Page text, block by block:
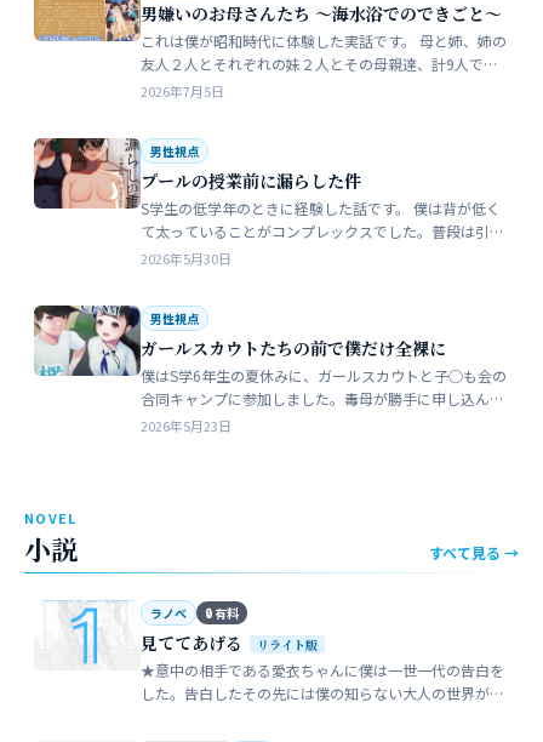
男嫌いのお母さんたち 〜海水浴でのできごと〜
これは僕が昭和時代に体験した実話です。 母と姉、姉の
友人２人とそれぞれの妹２人とその母親達、計9人で海
水浴に行きました。当時、僕はS学５年生で姉の美香はC
2026年7月5日
男性視点
プールの授業前に漏らした件
S学生の低学年のときに経験した話です。 僕は背が低く
て太っていることがコンプレックスでした。普段は引っ
込み思案で大人しい性格をしています。 ただ何でもよく
2026年5月30日
男性視点
ガールスカウトたちの前で僕だけ全裸に
僕はS学6年生の夏休みに、ガールスカウトと子◯も会の
合同キャンプに参加しました。毒母が勝手に申し込んだ
強制的なイベントでした。まったく乗り気がしません。
2026年5月23日
NOVEL
小説 すべて見る →
ラノベ 🔒 有料
見ててあげる リライト版
★意中の相手である愛衣ちゃんに僕は一世一代の告白を
した。告白したその先には僕の知らない大人の世界が待